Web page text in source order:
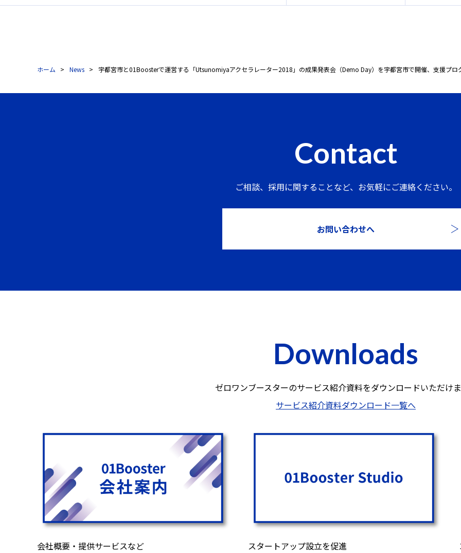
ホーム News 宇都宮市と01Boosterで運営する「Utsunomiyaアクセラレーター2018」の成果発表会（Demo Day）を宇都宮市で開催、支援プ
Contact
ご相談、採用に関することなど、 お気軽にご連絡ください。
お問い合わせへ
Downloads
ゼロワンブースターのサービス紹介資料をダウンロードいただけ
サービス紹介資料ダウンロード一覧へ
会社概要・提供サービスなど スタートアップ設立を促進